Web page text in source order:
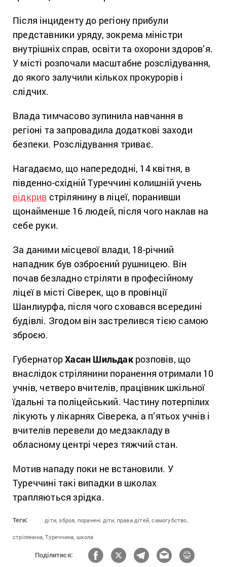
Після інциденту до регіону прибули
представники уряду, зокрема міністри
внутрішніх справ, освіти та охорони здоров’я.
У місті розпочали масштабне розслідування,
до якого залучили кількох прокурорів і
слідчих.
Влада тимчасово зупинила навчання в
регіоні та запровадила додаткові заходи
безпеки. Розслідування триває.
Нагадаємо, що напередодні, 14 квітня, в
південно-східній Туреччині колишній учень
відкрив стрілянину в ліцеї, поранивши
щонайменше 16 людей, після чого наклав на
себе руки.
За даними місцевої влади, 18-річний
нападник був озброєний рушницею. Він
почав безладно стріляти в професійному
ліцеї в місті Сіверек, що в провінції
Шанлиурфа, після чого сховався всередині
будівлі. Згодом він застрелився тією самою
зброєю.
ГубернаторХасан Шильдакрозповів, що
внаслідок стрілянини поранення отримали 10
учнів, четверо вчителів, працівник шкільної
їдальні та поліцейський. Частину потерпілих
лікують у лікарнях Сіверека, а п’ятьох учнів і
вчителів перевели до медзакладу в
обласному центрі через тяжчий стан.
Мотив нападу поки не встановили. У
Туреччині такі випадки в школах
трапляються зрідка.
Теги: діти, зброя, поранені діти, права дітей, самогубство,
стрілянина, Туреччина, школа
Поділитися: